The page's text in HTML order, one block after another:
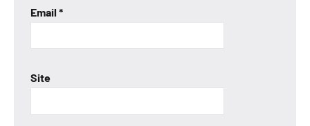
Email *
Site